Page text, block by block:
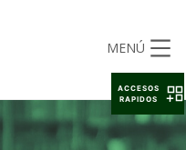
MENÚ
ACCESOS
RAPIDOS